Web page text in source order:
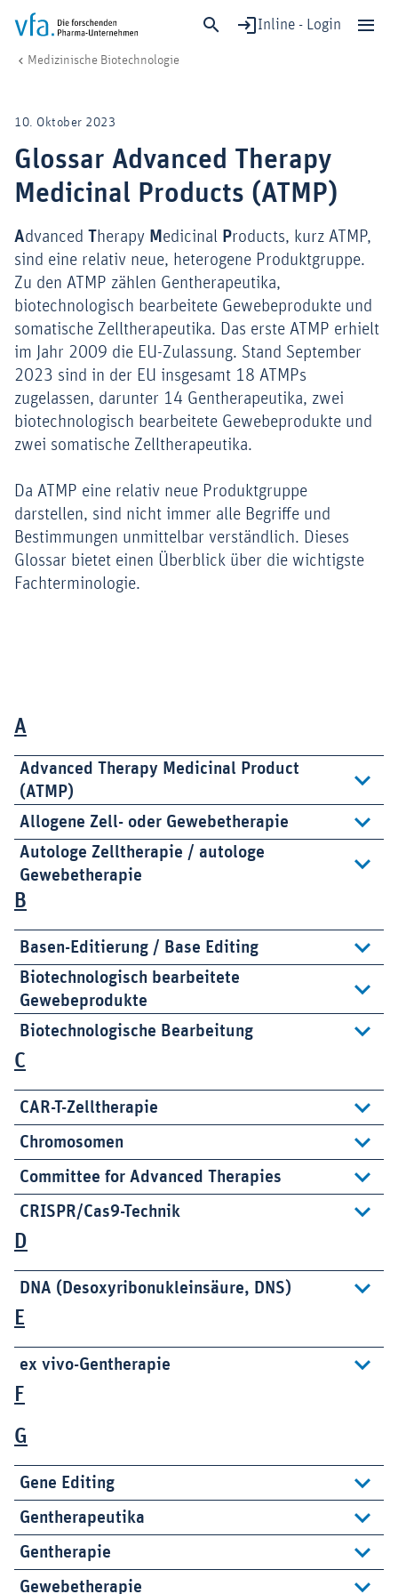
Inline - Login
Forschung & Entwicklung
Gesundheit & Versorgung
Wirtschaft & Standort
Digitalisierung & KI
Medien
Medizinische Biotechnologie
10. Oktober 2023
Glossar Advanced Therapy
Medicinal Products (ATMP)
Advanced Therapy M edicinal Products, kurz ATMP,
sind eine relativ neue, heterogene Produktgruppe.
Zu den ATMP zählen Gentherapeutika,
biotechnologisch bearbeitete Gewebeprodukte und
somatische Zelltherapeutika. Das erste ATMP erhielt
im Jahr 2009 die EU-Zulassung. Stand September
2023 sind in der EU insgesamt 18 ATMPs
zugelassen, darunter 14 Gentherapeutika, zwei
biotechnologisch bearbeitete Gewebeprodukte und
zwei somatische Zelltherapeutika.
Da ATMP eine relativ neue Produktgruppe
darstellen, sind nicht immer alle Begriffe und
Bestimmungen unmittelbar verständlich. Dieses
Glossar bietet einen Überblick über die wichtigste
Fachterminologie.
A
Advanced Therapy Medicinal Product
(ATMP)
Allogene Zell- oder Gewebetherapie
Autologe Zelltherapie / autologe
Gewebetherapie
B
Basen-Editierung / Base Editing
Biotechnologisch bearbeitete
Gewebeprodukte
Biotechnologische Bearbeitung
C
CAR-T-Zelltherapie
Chromosomen
Committee for Advanced Therapies
CRISPR/Cas9-Technik
D
DNA (Desoxyribonukleinsäure, DNS)
E
ex vivo-Gentherapie
F
G
Gene Editing
Gentherapeutika
Gentherapie
Gewebetherapie